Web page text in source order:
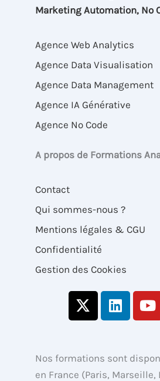
Marketing Automation, No
Agence Web Analytics
Agence Data Visualisation
Agence Data Management
Agence IA Générative
Agence No Code
A propos de Formations
Contact
Qui sommes-nous ?
Mentions légales & CGU
Confidentialité
Gestion des Cookies
X
-
i
t
L
i
e
d
Y
o
u
b
Nos formations sont
en France (Paris, Marseille,